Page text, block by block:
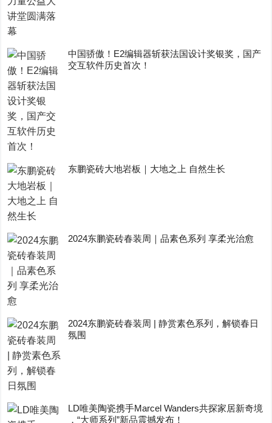
中国骄傲！E2编辑器斩获法国设计奖银奖，国产
交互软件历史首次！
东鹏瓷砖大地岩板｜大地之上 自然生长
2024东鹏瓷砖春装周｜品素色系列 享柔光治愈
2024东鹏瓷砖春装周 | 静赏素色系列，解锁春日
氛围
LD唯美陶瓷携手Marcel Wanders共探家居新奇境
，“大师系列”新品震撼发布！